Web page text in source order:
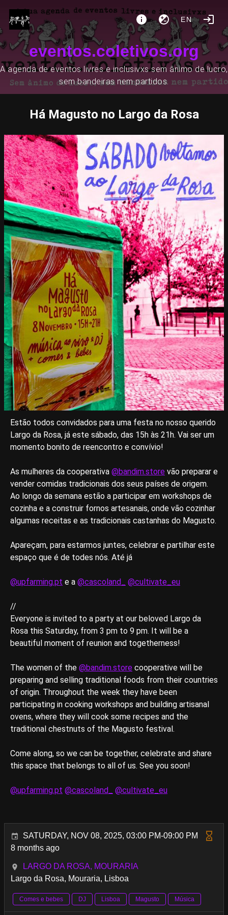
EN
eventos.coletivos.org
A agenda de eventos livres e inclusivxs sem ânimo de lucro,
sem bandeiras nem partidos.
Há Magusto no Largo da Rosa
Estão todos convidados para uma festa no nosso querido
Largo da Rosa, já este sábado, das 15h às 21h. Vai ser um
momento bonito de reencontro e convívio!
As mulheres da cooperativa @bandim.store vão preparar e
vender comidas tradicionais dos seus países de origem.
Ao longo da semana estão a participar em workshops de
cozinha e a construir fornos artesanais, onde vão cozinhar
algumas receitas e as tradicionais castanhas do Magusto.
Apareçam, para estarmos juntes, celebrar e partilhar este
espaço que é de todes nós. Até já
@upfarming.pt e a @cascoland_ @cultivate_eu
//
Everyone is invited to a party at our beloved Largo da
Rosa this Saturday, from 3 pm to 9 pm. It will be a
beautiful moment of reunion and togetherness!
The women of the @bandim.store cooperative will be
preparing and selling traditional foods from their countries
of origin. Throughout the week they have been
participating in cooking workshops and building artisanal
ovens, where they will cook some recipes and the
traditional chestnuts of the Magusto festival.
Come along, so we can be together, celebrate and share
this space that belongs to all of us. See you soon!
@upfarming.pt @cascoland_ @cultivate_eu
SATURDAY, NOV 08, 2025, 03:00 PM-09:00 PM
8 months ago
LARGO DA ROSA, MOURARIA
Largo da Rosa, Mouraria, Lisboa
Comes e bebes DJ Lisboa Magusto Música